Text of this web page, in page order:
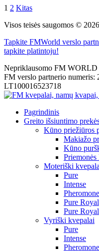
1 2 Kitas
Visos teisės saugomos ©
Tapkite FMWorld verslo
tapkite platintoju!
Nepriklausomo FM WORLD
FM verslo partnerio numeris:
LT100016523718
Pagrindinis
Greito išsiuntimo
Kūno priežiūros
Makiažo
Kūno
Moteriški
Pure
Intense
Pheromone
Pure Royal
Pure
Vyriški kvepalai
Pure
Intense
Pheromone